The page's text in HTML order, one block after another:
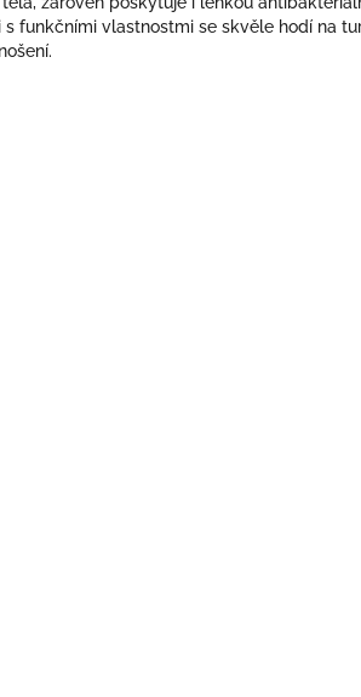
funkčními vlastnostmi se skvěle hodí na